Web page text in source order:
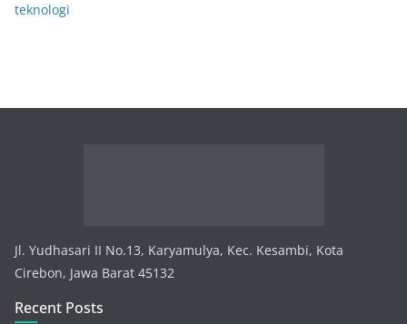
teknologi
Jl. Yudhasari II No.13, Karyamulya, Kec. Kesambi, Kota
Cirebon, Jawa Barat 45132
Recent Posts